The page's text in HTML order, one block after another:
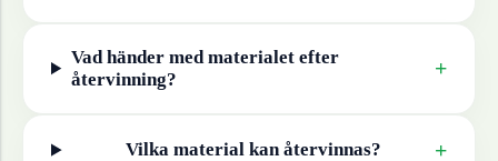
Vad händer med materialet efter
återvinning?
+
Vilka material kan återvinnas? +